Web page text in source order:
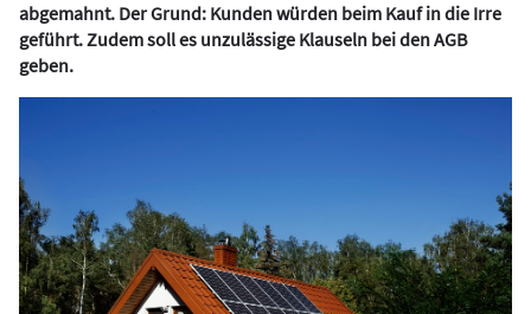
abgemahnt. Der Grund: Kunden würden beim Kauf in die Irre
geführt. Zudem soll es unzulässige Klauseln bei den AGB
geben.